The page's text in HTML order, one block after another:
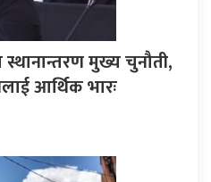
मुख्य चुनौती,
आर्थिक भारः